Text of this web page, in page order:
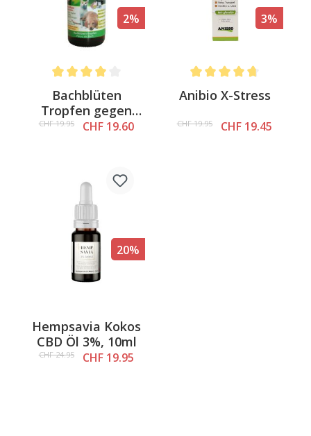
2%
Bachblüten
Tropfen gegen
Angst vor Lärm
CHF 19.95 CHF 19.60
3%
Anibio X-Stress
CHF 19.95 CHF 19.45
20%
Hempsavia Kokos
CBD Öl 3%, 10ml
CHF 24.95 CHF 19.95